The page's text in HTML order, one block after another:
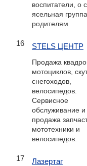
воспитатели, о
ясельная группа,
родителям
16 STELS ЦЕНТР
Продажа
мотоциклов,
снегоходов,
велосипедов.
Сервисное
обслуживание и
продажа
мототехники и
велосипедов.
17
Лазертаг